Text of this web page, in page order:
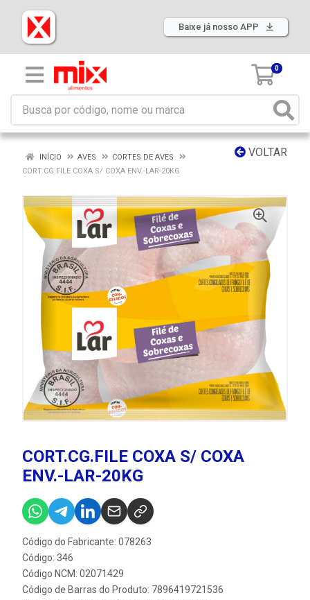
Baixe já nosso APP
0
VOLTAR
INÍCIO AVES
CORTES DE AVES
CORT.CG.FILE COXA S/ COXA ENV.-LAR-20KG
CORT.CG.FILE COXA S/ COXA
ENV.-LAR-20KG
Código do Fabricante: 078263
Código: 346
Código NCM: 02071429
Código de Barras do Produto: 7896419721536